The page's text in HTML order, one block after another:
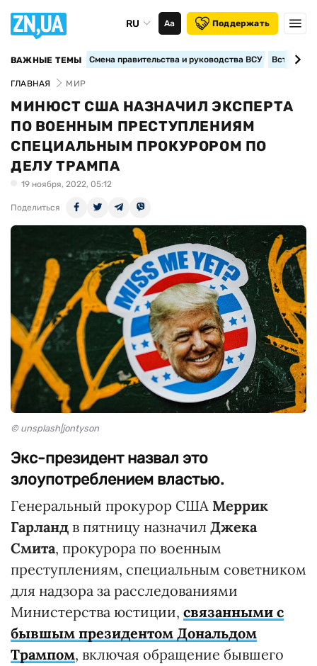
RU Аа Поддержать
ВАЖНЫЕ ТЕМЫ Смена правительства и руководства ВСУ
ГЛАВНАЯ МИР
МИНЮСТ США НАЗНАЧИЛ ЭКСПЕРТА
ПО ВОЕННЫМ ПРЕСТУПЛЕНИЯМ
СПЕЦИАЛЬНЫМ ПРОКУРОРОМ ПО
ДЕЛУ ТРАМПА
19 ноября, 2022, 05:12
Поделиться
© unsplash|jontyson
Экс-президент назвал это
злоупотреблением властью.
Генеральный прокурор США Меррик
Гарланд в пятницу назначил Джека
Смита, прокурора по военным
преступлениям, специальным советником
для надзора за расследованиями
Министерства юстиции, связанными с
бывшым президентом Дональдом
Трампом, включая обращение бывшего